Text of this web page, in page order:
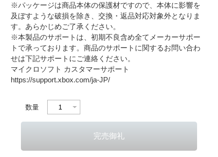
※パッケージは商品本体の保護材ですので、本体に影響を
及ぼすような破損を除き、交換・返品対応対象外となりま
す。あらかじめご了承ください。
※本製品のサポートは、初期不良含め全てメーカーサポー
トで承っております。商品のサポートに関するお問い合わ
せは下記サポートにご連絡ください。
マイクロソフト カスタマーサポート
https://support.xbox.com/ja-JP/
数量